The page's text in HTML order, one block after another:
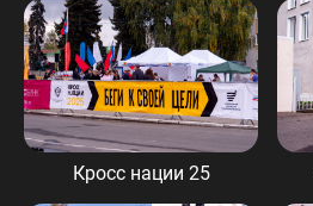
Кросс нации 25